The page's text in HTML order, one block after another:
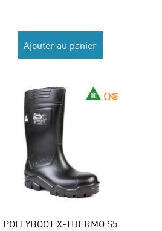
Ajouter au panier
POLLYBOOT X-THERMO S5